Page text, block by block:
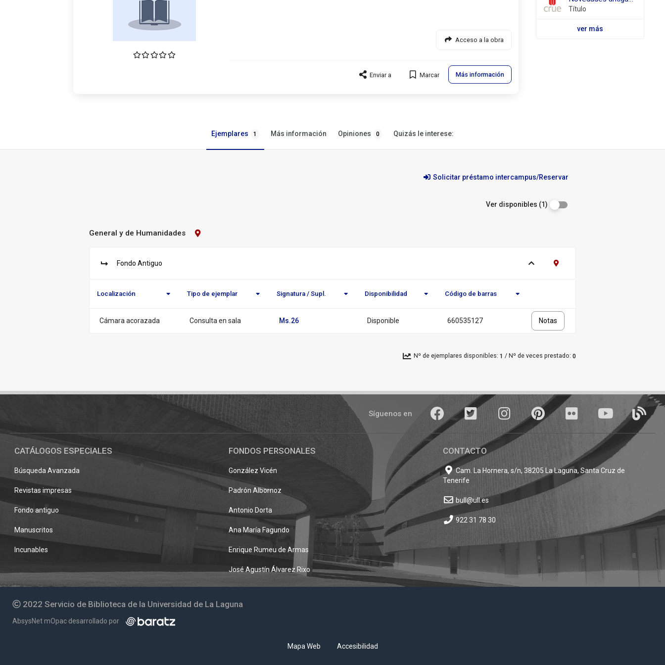
Acceso a la obra
Enviar a Marcar Más información
Título
ver más
Ejemplares 1 Más información Opiniones 0 Quizás le interese:
Solicitar préstamo intercampus/Reservar
Ver disponibles (1)
Biblioteca:
General y de Humanidades
Contacto
u
Fondo Antiguo Ver ejemplaresContacto Fondo Antiguo
Localización Tipo de ejemplar Signatura / Supl. Disponibilidad
Código de barras
Multimedia
Cámara acorazada Consulta en sala Ms.26 Disponible 660535127 Notas
Nº de ejemplares disponibles: 1 / Nº de veces prestado: 0
Pié
Síguenos en Facebook Twitter Instagram Pinterest youTube Blogs
CATÁLOGOS ESPECIALES
Búsqueda Avanzada
Revistas impresas
Fondo antiguo
Manuscritos
Incunables
FONDOS PERSONALES
González Vicén
Padrón Albornoz
Antonio Dorta
Ana María Fagundo
Enrique Rumeu de Armas
José Agustín Álvarez Rixo
CONTACTO
Cam. La Hornera, s/n, 38205 La Laguna, Santa Cruz de
Tenerife
bull@ull.es
922 31 78 30
2022 Servicio de Biblioteca de la Universidad de La Laguna
AbsysNet mOpac desarrollado por
Mapa Web Accesibilidad